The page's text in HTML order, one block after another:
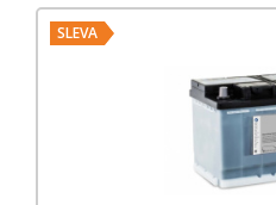
SLEVA